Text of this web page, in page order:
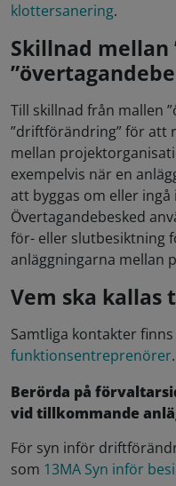
klottersanering.
Skillnad
Till skillnad från mallen
”driftförändring” för att
mellan
exempelvis när en
att byggas om eller
Övertagandebesked
för- eller slutbesiktning
anläggningarna mellan
Vem ska
Samtliga kontakter finns
funktionsentreprenörer.
Berörda på
vid tillkommande
För syn inför
som 13MA Syn inför